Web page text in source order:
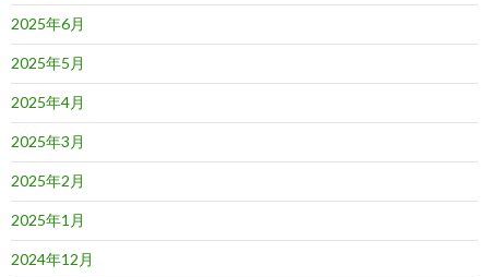
2025年6月
2025年5月
2025年4月
2025年3月
2025年2月
2025年1月
2024年12月